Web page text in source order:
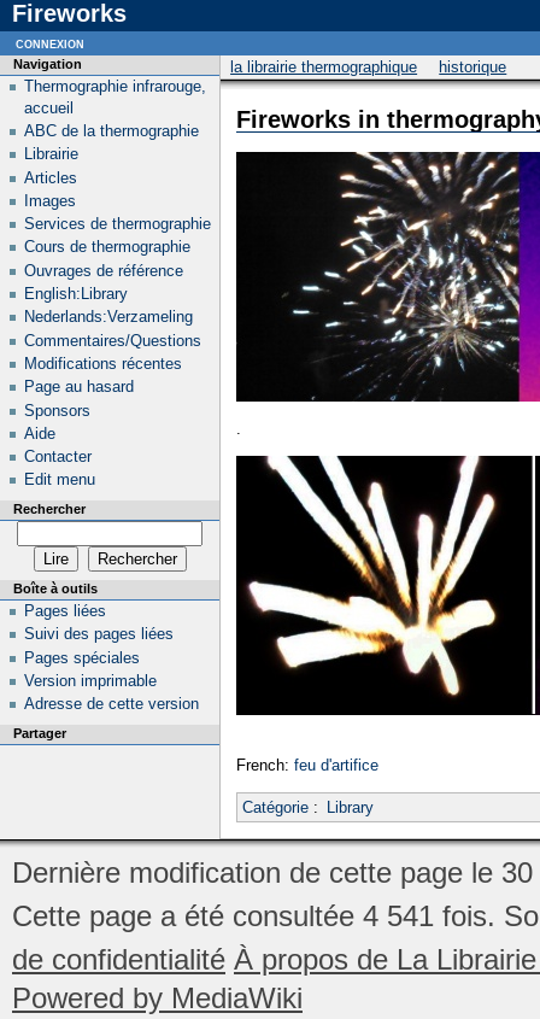
Fireworks
la librairie thermographique historique
Fireworks in
.
French: feu d'artifice
Catégorie: Library
Navigation
Thermographie infrarouge,
accueil
ABC de la thermographie
Librairie
Articles
Images
Services de thermographie
Cours de thermographie
Ouvrages de référence
English:Library
Nederlands:Verzameling
Commentaires/Questions
Modifications récentes
Page au hasard
Sponsors
Aide
Contacter
Edit menu
Rechercher
Boîte à outils
Pages liées
Suivi des pages liées
Pages spéciales
Version imprimable
Adresse de cette version
Partager
connexion
Dernière modification de cette page le
Cette page a été consultée 4 541 fois.
de confidentialité À propos de La
Powered by MediaWiki